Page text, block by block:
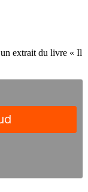
extrait du livre « Il